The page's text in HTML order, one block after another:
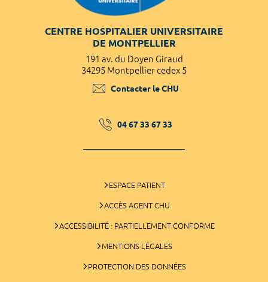
CENTRE HOSPITALIER UNIVERSITAIRE
DE MONTPELLIER
191 av. du Doyen Giraud
34295 Montpellier cedex 5
Contacter le CHU
04 67 33 67 33
ESPACE PATIENT
ACCÈS AGENT CHU
ACCESSIBILITÉ : PARTIELLEMENT CONFORME
MENTIONS LÉGALES
PROTECTION DES DONNÉES